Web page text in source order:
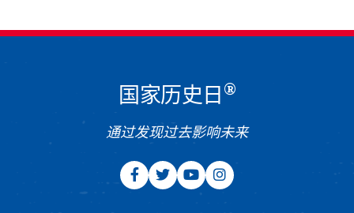
国家历史日 ®
通过发现过去影响未来